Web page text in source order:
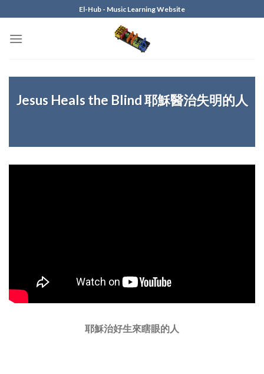
to
content
El-Hub - Music Learning Website
Jesus Heals the Blind 耶穌醫治失明的人
耶穌治好生來瞎眼的人